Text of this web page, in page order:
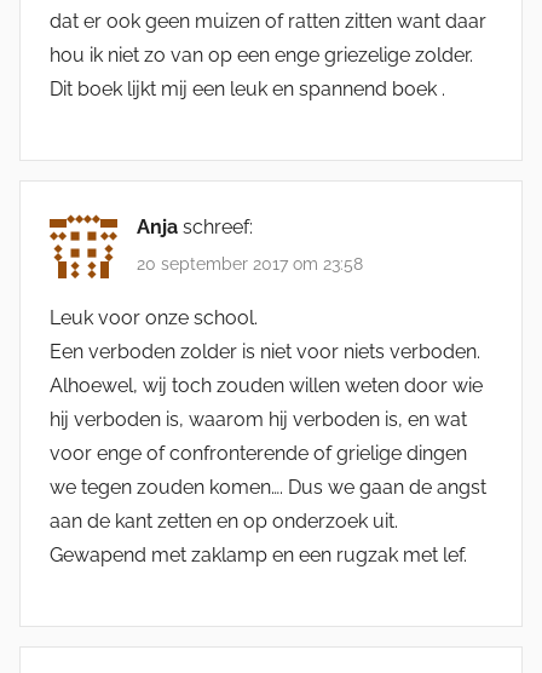
dat er ook geen muizen of ratten zitten want daar
hou ik niet zo van op een enge griezelige zolder.
Dit boek lijkt mij een leuk en spannend boek .
Anja schreef:
20 september 2017 om 23:58
Leuk voor onze school.
Een verboden zolder is niet voor niets verboden.
Alhoewel, wij toch zouden willen weten door wie
hij verboden is, waarom hij verboden is, en wat
voor enge of confronterende of grielige dingen
we tegen zouden komen…. Dus we gaan de angst
aan de kant zetten en op onderzoek uit.
Gewapend met zaklamp en een rugzak met lef.